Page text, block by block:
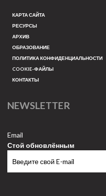
КАРТА САЙТА
РЕСУРСЫ
АРХИВ
ОБРАЗОВАНИЕ
ПОЛИТИКА КОНФИДЕНЦИАЛЬНОСТИ
COOKIE-ФАЙЛЫ
КОНТАКТЫ
NEWSLETTER
Email
Стой обновлённым